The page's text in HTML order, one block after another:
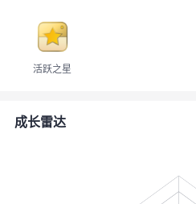
者
活跃之星
成长雷达